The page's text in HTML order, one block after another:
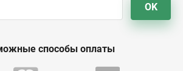
OK
способы оплаты